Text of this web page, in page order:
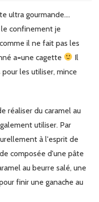
confinement je
il ne fait pas les
a=une cagette
Il
les utiliser, mince
utiliser. Par
à l'esprit de
composée d'une pâte
au beurre salé, une
finir une ganache au